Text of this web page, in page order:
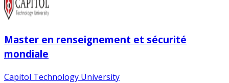
Master en renseignement et sécurité
mondiale
Capitol Technology University